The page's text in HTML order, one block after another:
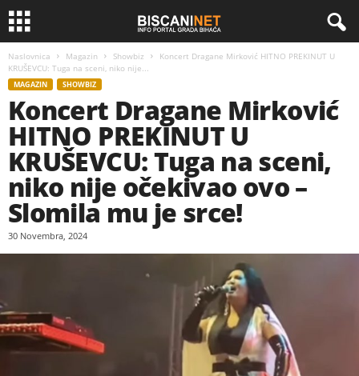
Naslovnica Magazin Showbiz
Koncert Dragane Mirković HITNO PREKINUT U
KRUŠEVCU: Tuga na sceni, niko nije...
MAGAZIN SHOWBIZ
Koncert Dragane Mirković
HITNO PREKINUT U
KRUŠEVCU: Tuga na sceni,
niko nije očekivao ovo –
Slomila mu je srce!
30 Novembra, 2024